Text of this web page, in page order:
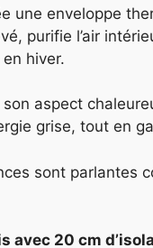
une enveloppe
purifie l’air
hiver.
aspect
grise, tout en
sont parlantes
avec 20 cm